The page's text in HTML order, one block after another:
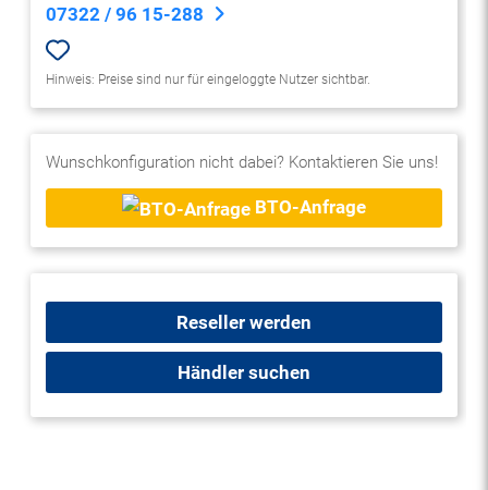
07322 / 96 15-288
Hinweis: Preise sind nur für eingeloggte Nutzer sichtbar.
Wunschkonfiguration nicht dabei? Kontaktieren Sie uns!
BTO-Anfrage
Reseller werden
Händler suchen